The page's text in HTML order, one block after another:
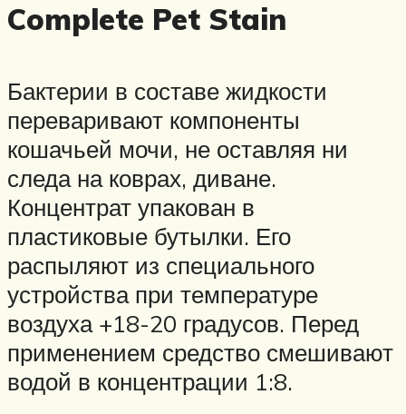
Complete Pet Stain
Бактерии в составе жидкости
переваривают компоненты
кошачьей мочи, не оставляя ни
следа на коврах, диване.
Концентрат упакован в
пластиковые бутылки. Его
распыляют из специального
устройства при температуре
воздуха +18-20 градусов. Перед
применением средство смешивают
водой в концентрации 1:8.